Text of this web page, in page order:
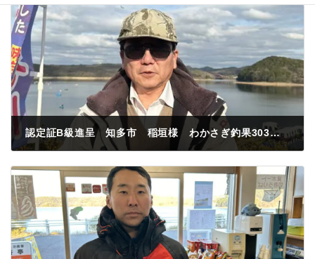
認定証B級進呈 知多市 稲垣様 わかさぎ釣果303匹 灯台前 紅サシ